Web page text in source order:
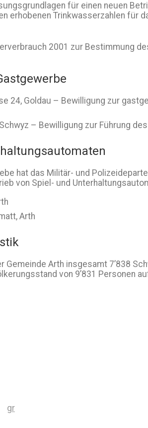
für einen neuen
erhobenen Trinkwasserzahlen für
2001 zur Bestimmung
24, Goldau – Bewilligung zur
– Bewilligung zur Führung
hat das Militär- und
von Spiel- und
Arth
Gemeinde Arth insgesamt 7’838
von 9’831 Personen
gr